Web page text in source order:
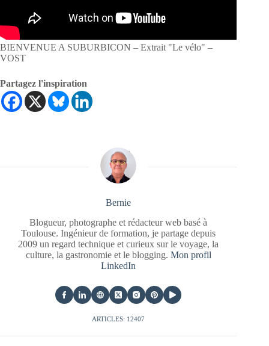
BIENVENUE A SUBURBICON – Extrait "Le vélo" –
VOST
Partagez l'inspiration
Bernie
Blogueur, photographe et rédacteur web basé à
Toulouse. Ingénieur de formation, je partage depuis
2009 un regard technique et curieux sur le voyage, la
culture, la gastronomie et le blogging. Mon profil
LinkedIn
ARTICLES: 12407